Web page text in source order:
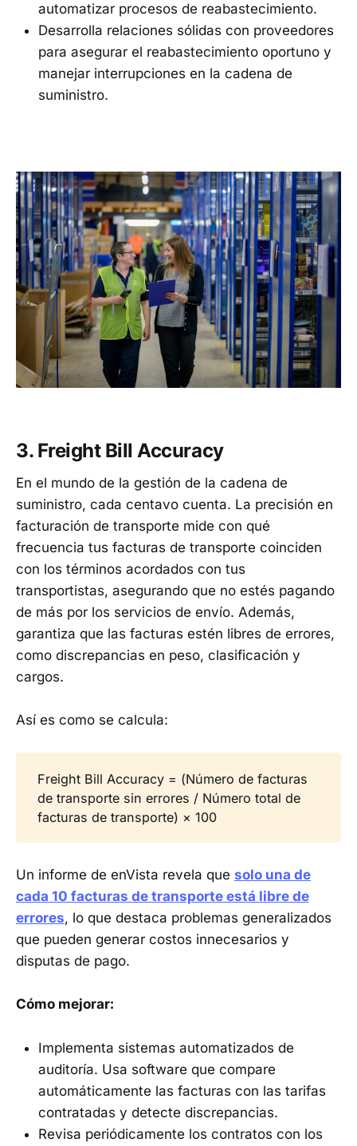
automatizar procesos de reabastecimiento.
Desarrolla relaciones sólidas con proveedores
para asegurar el reabastecimiento oportuno y
manejar interrupciones en la cadena de
suministro.
3. Freight Bill Accuracy
En el mundo de la gestión de la cadena de
suministro, cada centavo cuenta. La precisión en
facturación de transporte mide con qué
frecuencia tus facturas de transporte coinciden
con los términos acordados con tus
transportistas, asegurando que no estés pagando
de más por los servicios de envío. Además,
garantiza que las facturas estén libres de errores,
como discrepancias en peso, clasificación y
cargos.
Así es como se calcula:
Freight Bill Accuracy = (Número de facturas
de transporte sin errores / Número total de
facturas de transporte) × 100
Un informe de enVista revela que solo una de
cada 10 facturas de transporte está libre de
errores, lo que destaca problemas generalizados
que pueden generar costos innecesarios y
disputas de pago.
Cómo mejorar:
Implementa sistemas automatizados de
auditoría. Usa software que compare
automáticamente las facturas con las tarifas
contratadas y detecte discrepancias.
Revisa periódicamente los contratos con los